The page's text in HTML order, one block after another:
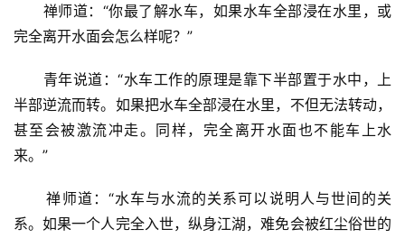
禅师道：“你最了解水车，如果水车全部浸在水里，或
完全离开水面会怎么样呢？”
青年说道：“水车工作的原理是靠下半部置于水中，上
半部逆流而转。如果把水车全部浸在水里，不但无法转动，
甚至会被激流冲走。同样，完全离开水面也不能车上水
来。”
禅师道：“水车与水流的关系可以说明人与世间的关
系。如果一个人完全入世，纵身江湖，难免会被红尘俗世的